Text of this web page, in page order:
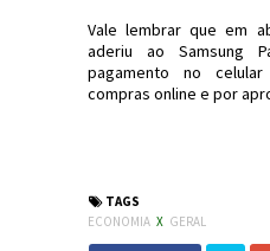
Vale lembrar que em
aderiu ao Samsung
pagamento no
compras online e por
TAGS
ECONOMIA X GERAL